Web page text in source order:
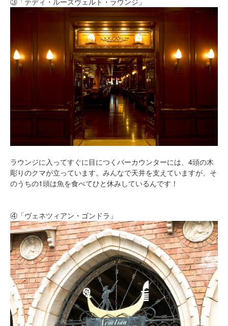
ラウンジに入ってすぐに目につくバーカウンターには、4頭の木
彫りのクマが立っています。みんなで天井を支えていますが、そ
のうちの1頭は魚を食べてひと休みしているんです！
④「ヴェネツィアン・ゴンドラ」